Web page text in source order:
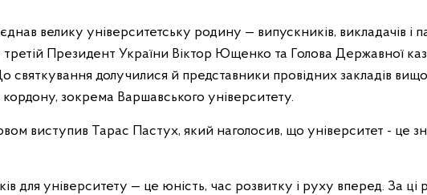
третій Президент України Віктор Ющенко та Голова Державної
святкування долучилися й представники провідних закладів вищої
кордону, зокрема Варшавського університету.
виступив Тарас Пастух, який наголосив, що університет - це
для університету — це юність, час розвитку і руху вперед. За ці